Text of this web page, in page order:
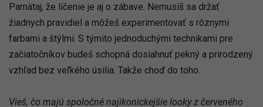
Pamätaj, že líčenie je aj o zábave. Nemusíš sa držať
žiadnych pravidiel a môžeš experimentovať s rôznymi
farbami a štýlmi. S týmito jednoduchými technikami pre
začiatočníkov budeš schopná dosiahnuť pekný a prirodzený
vzhľad bez veľkého úsilia. Takže choď do toho.
Vieš, čo majú spoločné najikonickejšie looky z červeného